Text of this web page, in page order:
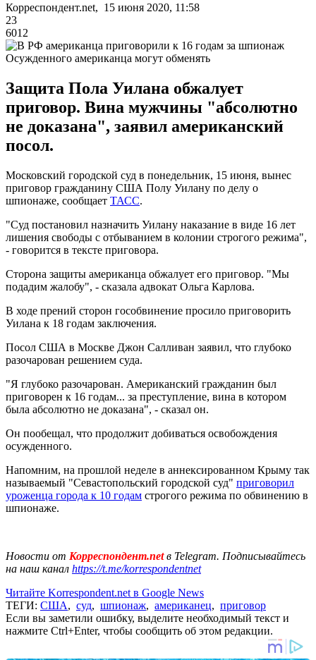
Корреспондент.net, 15 июня 2020, 11:58
23
6012
Осужденного американца могут обменять
Защита Пола Уилана обжалует
приговор. Вина мужчины "абсолютно
не доказана", заявил американский
посол.
Московский городской суд в понедельник, 15 июня, вынес
приговор гражданину США Полу Уилану по делу о
шпионаже, сообщает ТАСС.
"Суд постановил назначить Уилану наказание в виде 16 лет
лишения свободы с отбыванием в колонии строгого режима",
- говорится в тексте приговора.
Сторона защиты американца обжалует его приговор. "Мы
подадим жалобу", - сказала адвокат Ольга Карлова.
В ходе прений сторон гособвинение просило приговорить
Уилана к 18 годам заключения.
Посол США в Москве Джон Салливан заявил, что глубоко
разочарован решением суда.
"Я глубоко разочарован. Американский гражданин был
приговорен к 16 годам... за преступление, вина в котором
была абсолютно не доказана", - сказал он.
Он пообещал, что продолжит добиваться освобождения
осужденного.
Напомним, на прошлой неделе в аннексированном Крыму так
называемый "Севастопольский городской суд" приговорил
уроженца города к 10 годам строгого режима по обвинению в
шпионаже.
Новости от Корреспондент.netв Telegram. Подписывайтесь
на наш канал https://t.me/korrespondentnet
Читайте Korrespondent.net в Google News
ТЕГИ: США, суд, шпионаж, американец, приговор
Если вы заметили ошибку, выделите необходимый текст и
нажмите Ctrl+Enter, чтобы сообщить об этом редакции.